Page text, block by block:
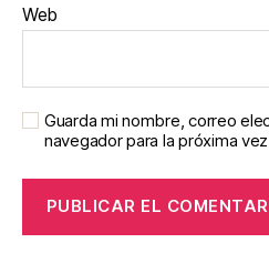
Web
Guarda mi nombre, correo
navegador para la próxima